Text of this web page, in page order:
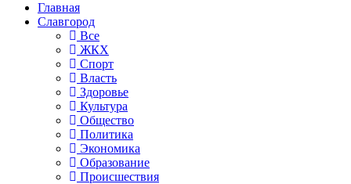
Главная
Славгород
Все
ЖКХ
Спорт
Власть
Здоровье
Культура
Общество
Политика
Экономика
Образование
Происшествия